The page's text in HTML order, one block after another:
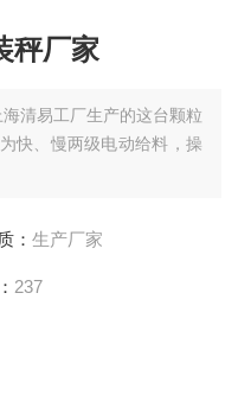
秤厂家
清易工厂生产的这台颗粒
快、慢两级电动给料，操
： 生产厂家
237